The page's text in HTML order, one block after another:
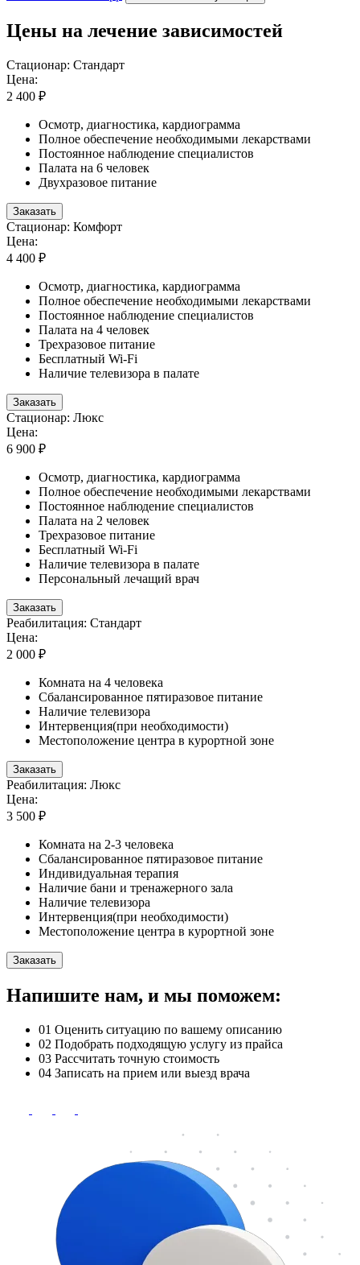
Цены на лечение зависимостей
Стационар: Стандарт
Цена:
2 400 ₽
Осмотр, диагностика, кардиограмма
Полное обеспечение необходимыми лекарствами
Постоянное наблюдение специалистов
Палата на 6 человек
Двухразовое питание
Заказать
Стационар: Комфорт
Цена:
4 400 ₽
Осмотр, диагностика, кардиограмма
Полное обеспечение необходимыми лекарствами
Постоянное наблюдение специалистов
Палата на 4 человек
Трехразовое питание
Бесплатный Wi-Fi
Наличие телевизора в палате
Заказать
Стационар: Люкс
Цена:
6 900 ₽
Осмотр, диагностика, кардиограмма
Полное обеспечение необходимыми лекарствами
Постоянное наблюдение специалистов
Палата на 2 человек
Трехразовое питание
Бесплатный Wi-Fi
Наличие телевизора в палате
Персональный лечащий врач
Заказать
Реабилитация: Стандарт
Цена:
2 000 ₽
Комната на 4 человека
Сбалансированное пятиразовое питание
Наличие телевизора
Интервенция(при необходимости)
Местоположение центра в курортной зоне
Заказать
Реабилитация: Люкс
Цена:
3 500 ₽
Комната на 2-3 человека
Сбалансированное пятиразовое питание
Индивидуальная терапия
Наличие бани и тренажерного зала
Наличие телевизора
Интервенция(при необходимости)
Местоположение центра в курортной зоне
Заказать
Напишите нам, и мы поможем:
01 Оценить ситуацию по вашему описанию
02 Подобрать подходящую услугу из прайса
03 Рассчитать точную стоимость
04 Записать на прием или выезд врача